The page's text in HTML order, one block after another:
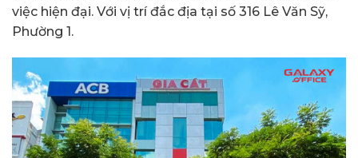
việc hiện đại. Với vị trí đắc địa tại số 316 Lê Văn Sỹ,
Phường 1.